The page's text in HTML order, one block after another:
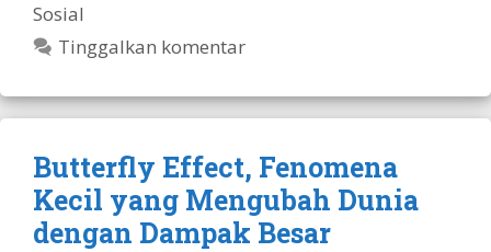
Sosial
Tinggalkan komentar
Butterfly Effect, Fenomena
Kecil yang Mengubah Dunia
dengan Dampak Besar